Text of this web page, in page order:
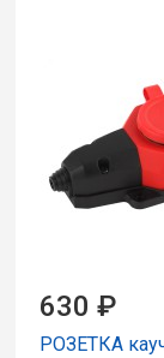
630 ₽
РОЗЕТКА